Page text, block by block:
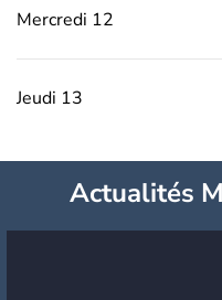
Mercredi 12
Jeudi 13
Actualités